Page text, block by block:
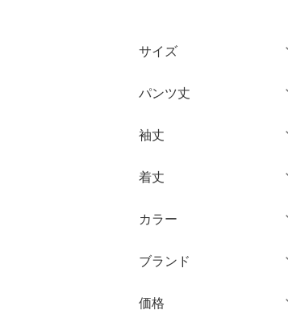
アクセサリー・腕時計
財布・ポーチ・ケース
帽子
ヘアアクセサリー
マタニティウェア・ベビ
ー用品
スーツ・フォーマル
水着・スイムグッズ
サイズ
ウェア（S/M/L）
M
XL
パンツ丈
～ 3分丈
5分丈・ハーフ
10分丈
12分丈 ～
絞り込み
袖丈
ノースリーブ
半袖
長袖
着丈
ショート丈
ミドル丈
カラー
ブランド
価格